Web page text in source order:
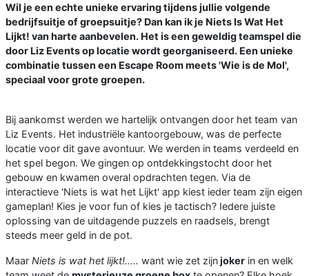
Wil je een echte unieke ervaring tijdens jullie volgende
bedrijfsuitje of groepsuitje? Dan kan ik je Niets Is Wat Het
Lijkt! van harte aanbevelen. Het is een geweldig teamspel die
door Liz Events op locatie wordt georganiseerd. Een unieke
combinatie tussen een Escape Room meets 'Wie is de Mol',
speciaal voor grote groepen.
Bij aankomst werden we hartelijk ontvangen door het team van
Liz Events. Het industriële kantoorgebouw, was de perfecte
locatie voor dit gave avontuur. We werden in teams verdeeld en
het spel begon. We gingen op ontdekkingstocht door het
gebouw en kwamen overal opdrachten tegen. Via de
interactieve 'Niets is wat het Lijkt' app kiest ieder team zijn eigen
gameplan! Kies je voor fun of kies je tactisch? Iedere juiste
oplossing van de uitdagende puzzels en raadsels, brengt
steeds meer geld in de pot.
Maar Niets is wat het lijkt!..... want wie zet zijnjoker in en welk